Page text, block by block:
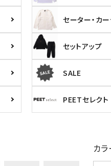
search
価格から探す
セーター・カ
セットアップ
SALE
PEETセレクト
カ